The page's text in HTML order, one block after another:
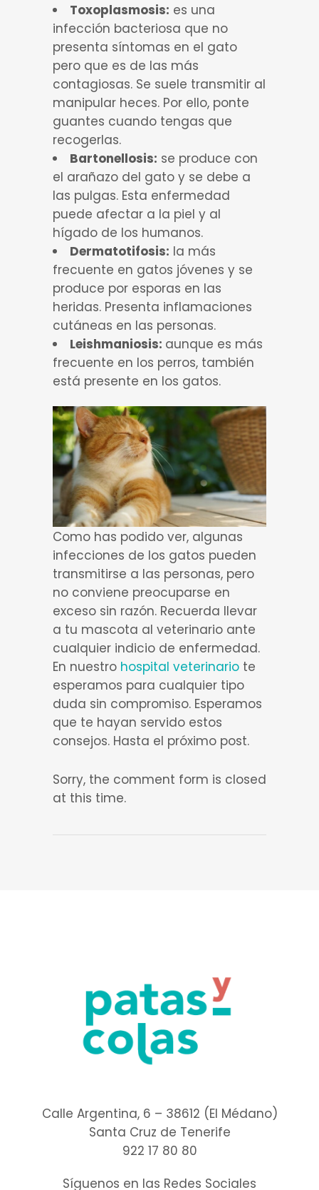
Toxoplasmosis: es una
infección bacteriosa que no
presenta síntomas en el gato
pero que es de las más
contagiosas. Se suele transmitir al
manipular heces. Por ello, ponte
guantes cuando tengas que
recogerlas.
Bartonellosis: se produce con
el arañazo del gato y se debe a
las pulgas. Esta enfermedad
puede afectar a la piel y al
hígado de los humanos.
Dermatotifosis: la más
frecuente en gatos jóvenes y se
produce por esporas en las
heridas. Presenta inflamaciones
cutáneas en las personas.
Leishmaniosis: aunque es más
frecuente en los perros, también
está presente en los gatos.
Como has podido ver, algunas
infecciones de los gatos pueden
transmitirse a las personas, pero
no conviene preocuparse en
exceso sin razón. Recuerda llevar
a tu mascota al veterinario ante
cualquier indicio de enfermedad.
En nuestro hospital veterinario te
esperamos para cualquier tipo
duda sin compromiso. Esperamos
que te hayan servido estos
consejos. Hasta el próximo post.
Sorry, the comment form is closed
at this time.
Calle Argentina, 6 – 38612 (El Médano)
Santa Cruz de Tenerife
922 17 80 80
Síguenos en las Redes Sociales